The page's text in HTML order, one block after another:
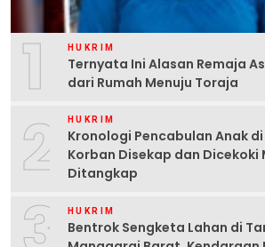
1 HUKRIM
Ternyata Ini Alasan Remaja
dari Rumah Menuju Toraja
2 HUKRIM
Kronologi Pencabulan Anak
Korban Disekap dan Dicekoki
Ditangkap
HUKRIM
Bentrok Sengketa Lahan di